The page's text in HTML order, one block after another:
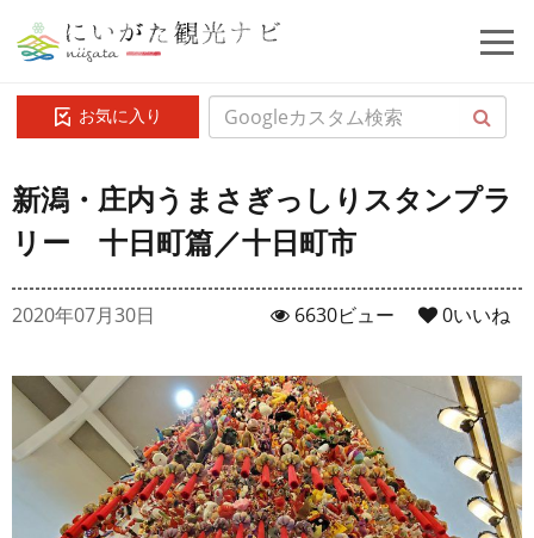
お気に入り
新潟・庄内うまさぎっしりスタンプラ
リー 十日町篇／十日町市
2020年07月30日 0いいね
6630ビュー